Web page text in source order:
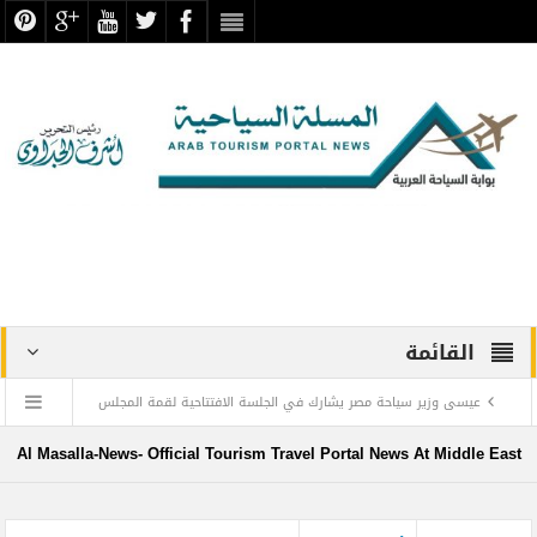
القائمة
عيسى وزير سياحة مصر يشارك في الجلسة الافتتاحية لقمة المجلس
الدولي للسفر والسياحة
Al Masalla-News- Official Tourism Travel Portal News At Middle East